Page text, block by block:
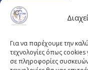
Για να παρέχουμε την
τεχνολογίες όπως
σε πληροφορίες